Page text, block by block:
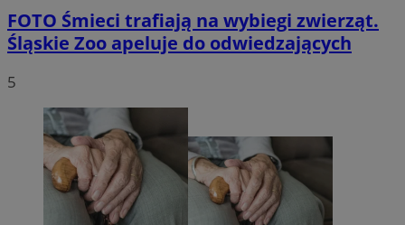
FOTO Śmieci trafiają na wybiegi zwierząt.
Śląskie Zoo apeluje do odwiedzających
5